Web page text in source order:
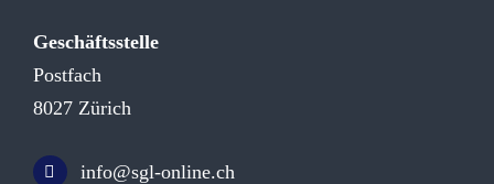
Geschäftsstelle
Postfach
8027 Zürich
info@sgl-online.ch